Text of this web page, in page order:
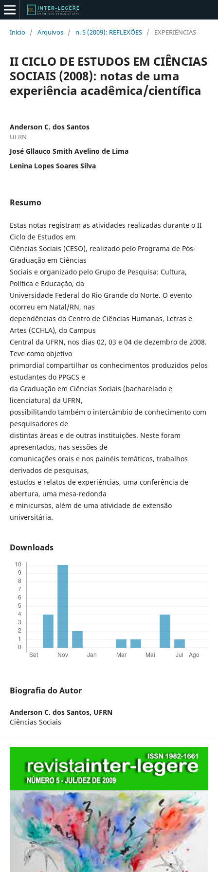
Início / Arquivos / n. 5 (2009): REFLEXÕES / EXPERIÊNCIAS
II CICLO DE ESTUDOS EM CIÊNCIAS
SOCIAIS (2008): notas de uma
experiência acadêmica/científica
Anderson C. dos Santos
UFRN
José Gllauco Smith Avelino de Lima
Lenina Lopes Soares Silva
Resumo
Estas notas registram as atividades realizadas durante o II
Ciclo de Estudos em
Ciências Sociais (CESO), realizado pelo Programa de Pós-
Graduação em Ciências
Sociais e organizado pelo Grupo de Pesquisa: Cultura,
Política e Educação, da
Universidade Federal do Rio Grande do Norte. O evento
ocorreu em Natal/RN, nas
dependências do Centro de Ciências Humanas, Letras e
Artes (CCHLA), do Campus
Central da UFRN, nos dias 02, 03 e 04 de dezembro de 2008.
Teve como objetivo
primordial compartilhar os conhecimentos produzidos pelos
estudantes do PPGCS e
da Graduação em Ciências Sociais (bacharelado e
licenciatura) da UFRN,
possibilitando também o intercâmbio de conhecimento com
pesquisadores de
distintas áreas e de outras instituições. Neste foram
apresentados, nas sessões de
comunicações orais e nos painéis temáticos, trabalhos
derivados de pesquisas,
estudos e relatos de experiências, uma conferência de
abertura, uma mesa-redonda
e minicursos, além de uma atividade de extensão
universitária.
Downloads
Biografia do Autor
Anderson C. dos Santos, UFRN
Ciências Sociais